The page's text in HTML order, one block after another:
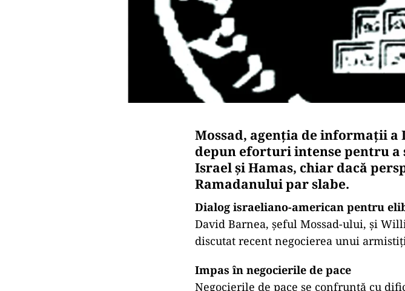
Mossad, agenția de informații a
depun eforturi intense pentru
Israel și Hamas, chiar dacă
Ramadanului par slabe.
Dialog israeliano-american pentru
David Barnea, șeful Mossad-ului, și
discutat recent negocierea unui
Impas în negocierile de pace
Negocierile de pace se confruntă cu